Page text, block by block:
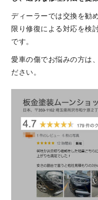
ディーラーでは交換を勧
限り修復による対応を検
です。
愛車の傷でお悩みの方は
ださい。